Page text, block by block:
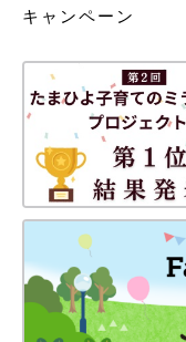
キャンペーン